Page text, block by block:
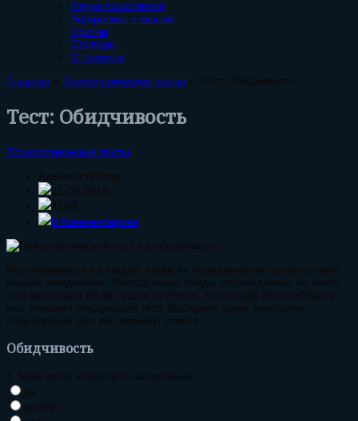
Наука психология
Афоризмы и мысли
Притчи
Словарь
О проекте
Главная » Психологические тесты » Тест: Обидчивость
Тест: Обидчивость
Психологические тесты
Администратор
21.08.2016
4520
0 Комментариев
Мы обижаемся на людей, когда их поведение не соответствует
нашим ожиданиям. Иногда наши обиды справедливы, но часто
они возникают из-за сущих пустяков. Насколько легко обидеть
вас, покажет следующий тест. Выберите один, наиболее
подходящий для вас вариант ответа.
Обидчивость
1. Мне легко испортить настроение.
да
иногда